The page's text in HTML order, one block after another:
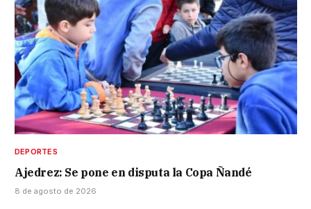
DEPORTES
Ajedrez: Se pone en disputa la Copa Ñandé
8 de agosto de 2026